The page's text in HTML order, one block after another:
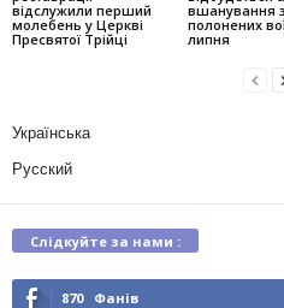
відслужили перший
молебень у Церкві
Пресвятої Трійці
вшанування
полонених
липня
Українська
Русский
Слідкуйте за нами :
870 Фанів